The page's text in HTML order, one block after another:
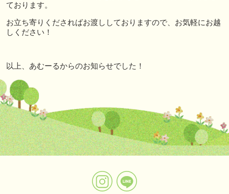
ております。
お立ち寄りくださればお渡ししておりますので、お気軽にお越
しください！
以上、あむーるからのお知らせでした！